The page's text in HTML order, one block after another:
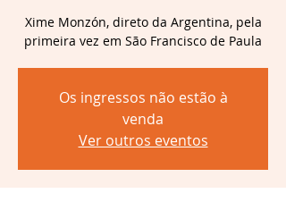
Xime Monzón, direto da Argentina, pela
primeira vez em São Francisco de Paula
Os ingressos não estão à
venda
Ver outros eventos